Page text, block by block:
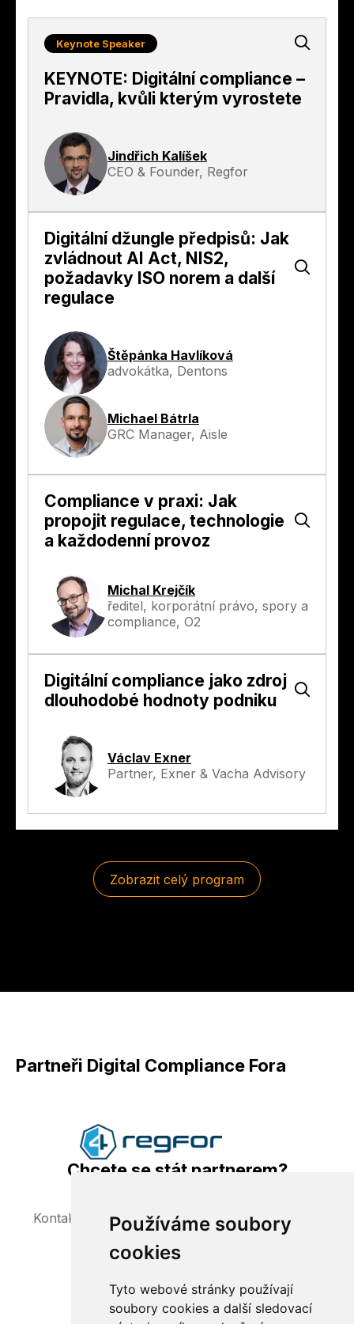
Používáme soubory
cookies
Tyto webové stránky používají
soubory cookies a další sledovací
Keynote Speaker
KEYNOTE: Digitální compliance –
Pravidla, kvůli kterým vyrostete
Jindřich Kalíšek
CEO & Founder, Regfor
Digitální džungle předpisů: Jak
zvládnout AI Act, NIS2,
požadavky ISO norem a další
regulace
Štěpánka Havlíková
advokátka, Dentons
Michael Bátrla
GRC Manager, Aisle
Compliance v praxi: Jak
propojit regulace, technologie
a každodenní provoz
Michal Krejčík
ředitel, korporátní právo, spory a
compliance, O2
Digitální compliance jako zdroj
dlouhodobé hodnoty podniku
Václav Exner
Partner, Exner & Vacha Advisory
Zobrazit celý program
Partneři Digital Compliance Fora
Chcete se stát partnerem?
Kontaktujte nás a domluvíme se na možnostech
spolupráce.